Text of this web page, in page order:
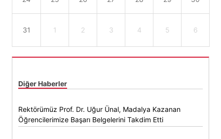
31 1 2 3 4 5 6
Diğer Haberler
Rektörümüz Prof. Dr. Uğur Ünal, Madalya Kazanan
Öğrencilerimize Başarı Belgelerini Takdim Etti